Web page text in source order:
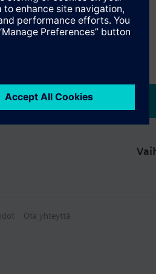
Ota yhteyttä